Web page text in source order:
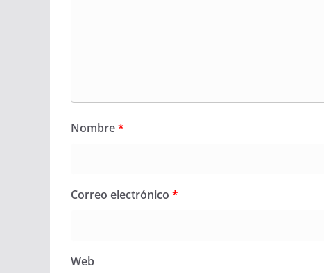
Nombre*
Correo electrónico *
Web